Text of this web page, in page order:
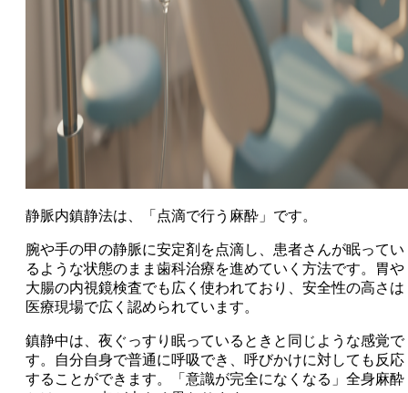
静脈内鎮静法は、「点滴で行う麻酔」です。
腕や手の甲の静脈に安定剤を点滴し、患者さんが眠ってい
るような状態のまま歯科治療を進めていく方法です。胃や
大腸の内視鏡検査でも広く使われており、安全性の高さは
医療現場で広く認められています。
鎮静中は、夜ぐっすり眠っているときと同じような感覚で
す。自分自身で普通に呼吸でき、呼びかけに対しても反応
することができます。「意識が完全になくなる」全身麻酔